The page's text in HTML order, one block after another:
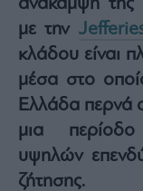
Υγεία
Architecture
&
Design
Fashion
&
Art
Watches
Yachts
με την
κλάδου είναι
μέσα στο
Ελλάδα περνά
μια περίοδο
υψηλών
ζήτησης.